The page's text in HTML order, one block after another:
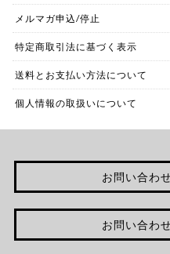
メルマガ申込/停止
特定商取引法に基づく表示
送料とお支払い方法について
個人情報の取扱いについて
お問い合わ
お問い合わ